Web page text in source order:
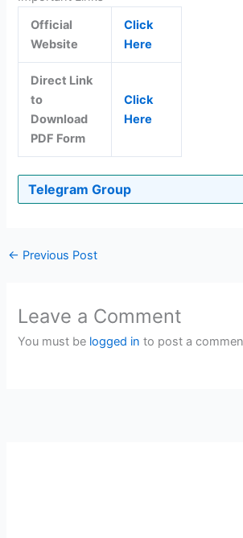
Official
Website
Click
Here
Direct Link
to
Download
PDF Form
Click
Here
Telegram Group
← Previous Post
Leave a Comment
You must be logged in to post a